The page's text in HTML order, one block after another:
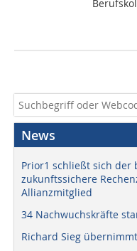
News
Prior1 schließt sich
zukunftssichere
Allianzmitglied
34 Nachwuchskräfte
Richard Sieg